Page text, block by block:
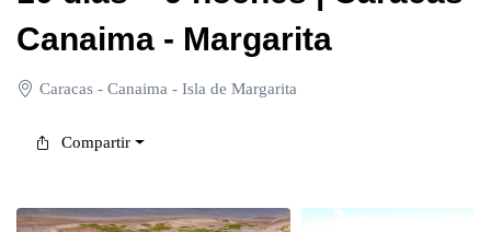
🌴 Cubagua
🌴 Los Roques
🌴 Morrocoy
🌴 Canaima
🌴 Delta del Orinoco
Vehículos
Promociones
Canaima - Margarita
Caracas - Canaima - Isla de Margarita
Compartir